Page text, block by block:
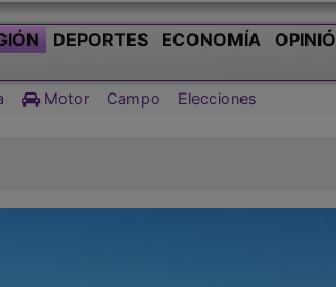
DEPORTES ECONOMÍA
Motor Campo Elecciones